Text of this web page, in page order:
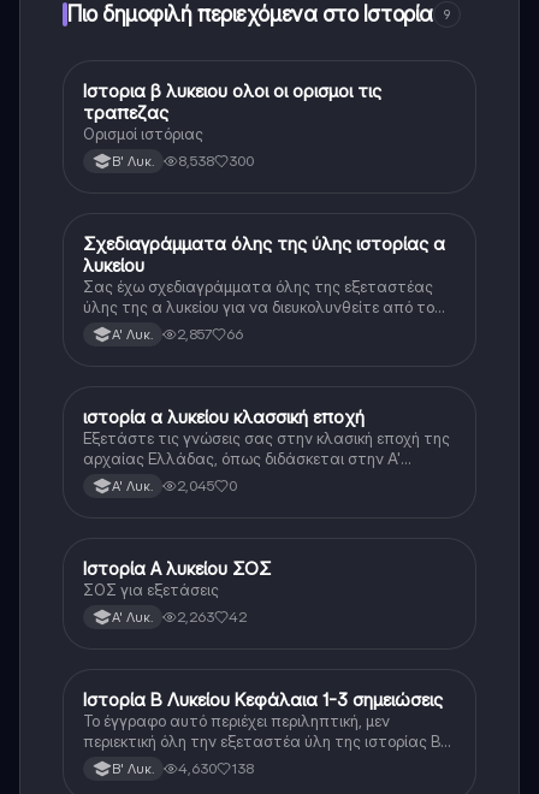
Πιο δημοφιλή περιεχόμενα στο Ιστορία 9
Ιστορία
Ιστορια β λυκειου ολοι οι ορισμοι τις
τραπεζας
Ορισμοί ιστόριας
Β' Λυκ. 8,538 300
Ιστορία
Σχεδιαγράμματα όλης της ύλης ιστορίας α
λυκείου
Σας έχω σχεδιαγράμματα όλης της εξεταστέας
ύλης της α λυκείου για να διευκολυνθείτε από το
τεράστιο βάρος του βιβλίου
Α' Λυκ. 2,857 66
Ιστορία
ιστορία α λυκείου κλασσική εποχή
Εξετάστε τις γνώσεις σας στην κλασική εποχή της
αρχαίας Ελλάδας, όπως διδάσκεται στην Α'
Λυκείου.
Α' Λυκ. 2,045 0
Ιστορία
Ιστορία Α λυκείου ΣΟΣ
ΣΟΣ για εξετάσεις
Α' Λυκ. 2,263 42
Ιστορία
Ιστορία Β Λυκείου Κεφάλαια 1-3 σημειώσεις
Το έγγραφο αυτό περιέχει περιληπτική, μεν
περιεκτική όλη την εξεταστέα ύλη της ιστορίας Β
λυκείου για τα πρώτα 3 Κεφάλαια, δηλαδή την
μισή ύλη. Το έγγραφο έχει γραφτεί με προσοχή και
Β' Λυκ. 4,630 138